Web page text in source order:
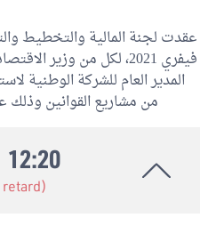
فيفري 2021، لكل من وزير
المدير العام للشركة الوطنية
من مشاريع القوانين وذلك على الساعة
12:20
retard)